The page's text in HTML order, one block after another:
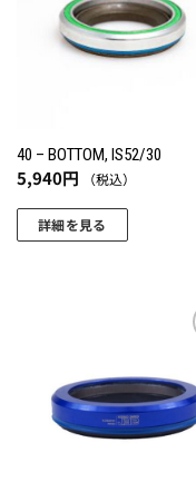
40 – BOTTOM, IS52/30
5,940円 （税込）
詳細を見る